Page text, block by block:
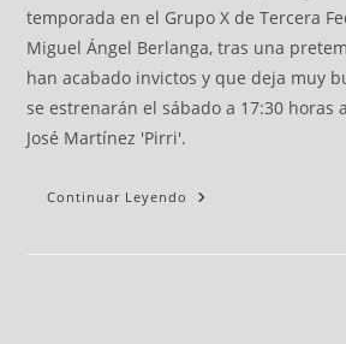
temporada en el Grupo X de Tercera
Miguel Ángel Berlanga, tras una
han acabado invictos y que deja muy
se estrenarán el sábado a 17:30 horas
José Martínez 'Pirri'.
Continuar Leyendo